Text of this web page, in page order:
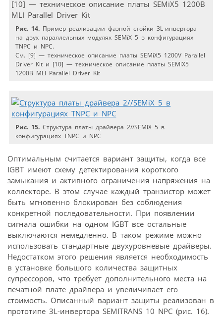
Рис. 14. Пример реализации фазной стойки 3L-инвертора
на двух параллельных модулях SEMiX 5 в конфигурациях
TNPC и NPC.
См. [9] — техническое описание платы SEMiX5 1200V Parallel
Driver Kit и [10] — техническое описание платы SEMiX5
1200В MLI Parallel Driver Kit
Рис. 15. Структура платы драйвера 2//SEMiX 5 в
конфигурациях TNPC и NPC
Оптимальным считается вариант защиты, когда все
IGBT имеют схему детектирования короткого
замыкания и активного ограничения напряжения на
коллекторе. В этом случае каждый транзистор может
быть мгновенно блокирован без соблюдения
конкретной последовательности. При появлении
сигнала ошибки на одном IGBT все остальные
выключаются немедленно. В таком режиме можно
использовать стандартные двухуровневые драйверы.
Недостатком этого решения является необходимость
в установке большого количества защитных
супрессоров, что требует дополнительного места на
печатной плате драйвера и увеличивает его
стоимость. Описанный вариант защиты реализован в
прототипе 3L-инвертора SEMITRANS 10 NPC (рис. 16).